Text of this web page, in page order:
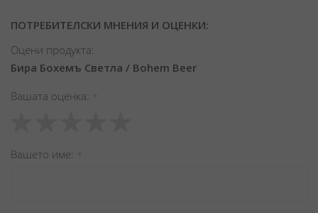
ПОТРЕБИТЕЛСКИ МНЕНИЯ И ОЦЕНКИ:
Оцени продукта:
Бира Бохемъ Светла / Bohem Beer
Вашата оценка
star
stars
stars
stars
stars
Вашето име